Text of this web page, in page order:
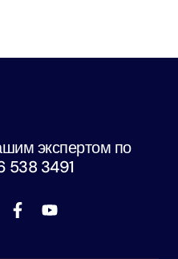
экспертом по
538 3491